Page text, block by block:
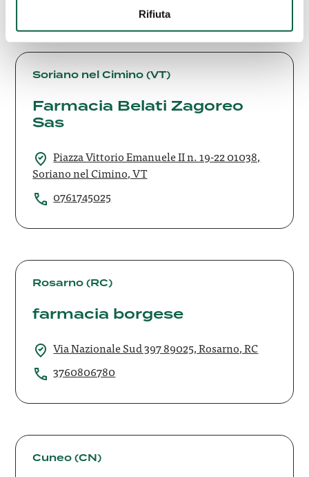
Rifiuta
Soriano nel Cimino (VT)
Farmacia Belati Zagoreo
Sas
Piazza Vittorio Emanuele II n. 19-22 01038,
Soriano nel Cimino, VT
0761745025
Farmacia
Belati
Sas
Rosarno (RC)
farmacia borgese
Via Nazionale Sud 397 89025, Rosarno, RC
3760806780
farmacia
borgese
Cuneo (CN)
Farmacia
Bottasso